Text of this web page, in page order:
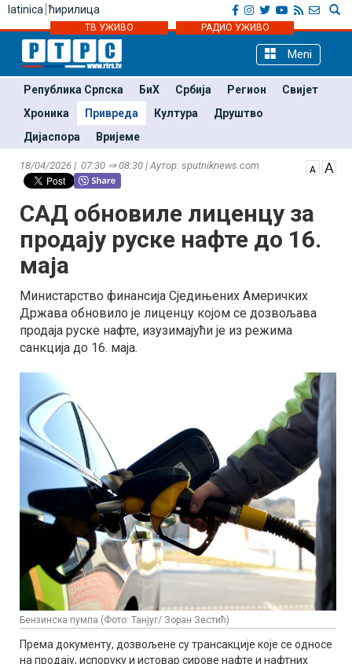
latinica ћирилица
ТВ УЖИВО РАДИО УЖИВО
Meni
Република Српска БиХ Србија Регион
Свијет
Хроника
Привреда Култура
Друштво
Дијаспора
Вријеме
18/04/2026 | 07:30 ⇒ 08:30 | Аутор: sputniknews.com
САД обновиле лиценцу за
продају руске нафте до 16.
маја
Министарство финансија Сједињених Америчких
Држава обновило је лиценцу којом се дозвољава
продаја руске нафте, изузимајући је из режима
санкција до 16. маја.
Бензинска пумпа (Фото: Танјуг/ Зоран Зестић)
Према документу, дозвољене су трансакције које се односе
на продају, испоруку и истовар сирове нафте и нафтних